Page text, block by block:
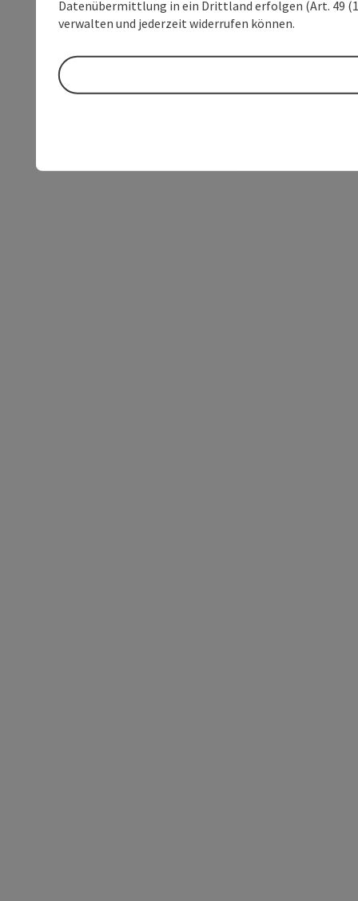
Datenübermittlung in ein Drittland erfolgen (Art. 49
verwalten und jederzeit widerrufen können.